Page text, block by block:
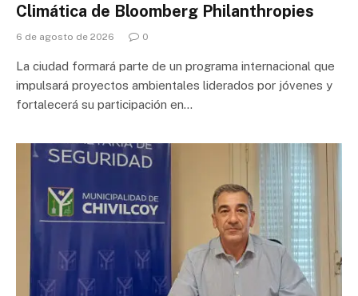
Climática de Bloomberg Philanthropies
6 de agosto de 2026 0
La ciudad formará parte de un programa internacional que
impulsará proyectos ambientales liderados por jóvenes y
fortalecerá su participación en…